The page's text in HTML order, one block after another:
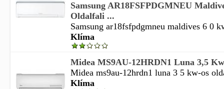
Samsung AR18FSFPDGMNEU
Oldalfali ...
Samsung ar18fsfpdgmneu maldives 6 0
Klíma
Midea MS9AU-12HRDN1 Luna 3,5
Midea ms9au-12hrdn1 luna 3 5 kw-os
Klíma